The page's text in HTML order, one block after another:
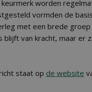
worden
vormden de
met een brede
blijft van kracht, maar er
staat op de website